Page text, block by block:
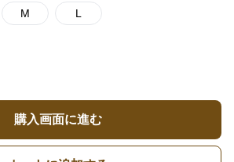
M L
購入画面に進む